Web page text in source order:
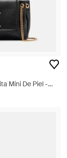
Mini De Piel -